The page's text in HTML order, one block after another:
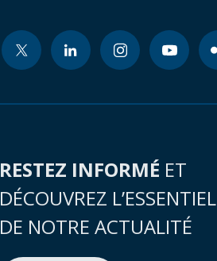
RESTEZ INFORMÉ ET
DÉCOUVREZ L’ESSENTIEL
DE NOTRE ACTUALITÉ